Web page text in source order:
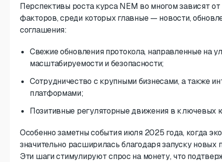
Перспективы роста курса NEM во многом зависят
факторов, среди которых главные — новости,
соглашения:
Свежие обновления протокола, направленные на
масштабируемости и безопасности;
Сотрудничество с крупными бизнесами, а также
платформами;
Позитивные регуляторные движения в ключевых
Особенно заметны события июля 2025 года, когда
значительно расширилась благодаря запуску новых
Эти шаги стимулируют спрос на монету, что